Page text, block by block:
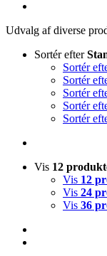
Udvalg af diverse
Sortér efter
Sortér
Sortér
Sortér
Sortér
Sortér
Vis 12
Vis 12
Vis 24
Vis 36